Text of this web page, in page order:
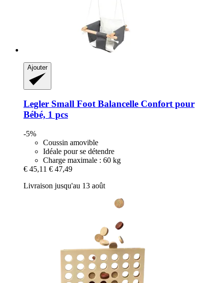
Ajouter
Legler Small FootBalancelle Confort pour
Bébé, 1 pcs
-5%
Coussin amovible
Idéale pour se détendre
Charge maximale : 60 kg
€ 45,11 € 47,49
Livraison jusqu'au 13 août